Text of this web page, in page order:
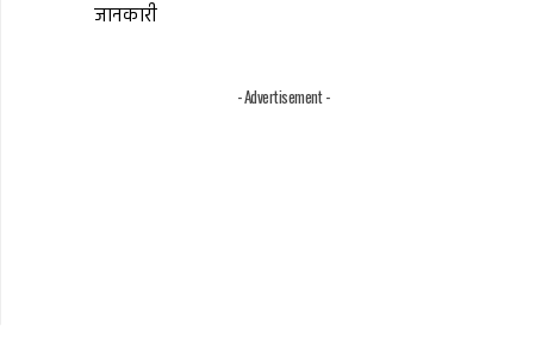
जानकारी
- Advertisement -